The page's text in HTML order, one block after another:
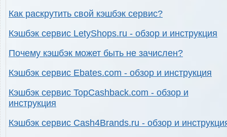
Как раскрутить свой кэшбэк сервис?
Кэшбэк сервис LetyShops.ru - обзор и инструкция
Почему кэшбэк может быть не зачислен?
Кэшбэк сервис Ebates.com - обзор и инструкция
Кэшбэк сервис TopCashback.com - обзор и
инструкция
Кэшбэк сервис Cash4Brands.ru - обзор и